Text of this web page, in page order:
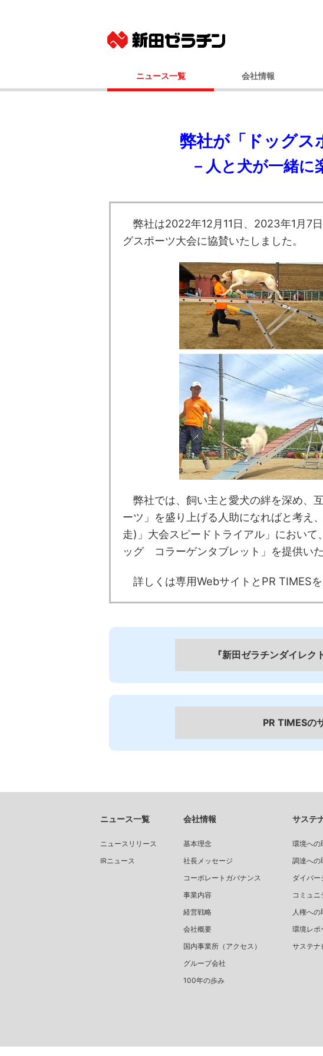
弊社が「ドッグス
－人と犬が一緒に
弊社は2022年12月11日、2023年1月7
グスポーツ大会に協賛いたしました。
弊社では、飼い主と愛犬の絆を深め、
ーツ」を盛り上げる人助になればと考え
走)」大会スピードトライアル」におい
ッグ コラーゲンタブレット」を提供いた
詳しくは専用WebサイトとPR TIMESを
『新田ゼラチンダイレ
PR TIMESの
ニュース一覧 会社情報
コーポレートガバナンス
事業内容
経営戦略
国内事業所（アクセス）
グループ会社
100年の歩み
ニュース一覧
ニュースリリース
IRニュース
会社情報
基本理念
社長メッセージ
コーポレートガバナンス
事業内容
経営戦略
会社概要
国内事業所（アクセス）
グループ会社
100年の歩み
サステ
環境への
調達への
ダイバー
コミュニ
人権へ
環境レポ
サステナ